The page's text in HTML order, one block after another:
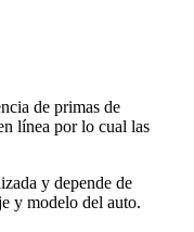
de primas de
línea por lo cual las
y depende de
y modelo del auto.